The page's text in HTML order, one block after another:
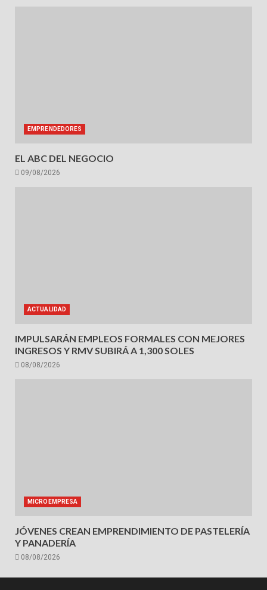
EMPRENDEDORES
EL ABC DEL NEGOCIO
09/08/2026
ACTUALIDAD
IMPULSARÁN EMPLEOS FORMALES CON MEJORES
INGRESOS Y RMV SUBIRÁ A 1,300 SOLES
08/08/2026
MICROEMPRESA
JÓVENES CREAN EMPRENDIMIENTO DE PASTELERÍA
Y PANADERÍA
08/08/2026